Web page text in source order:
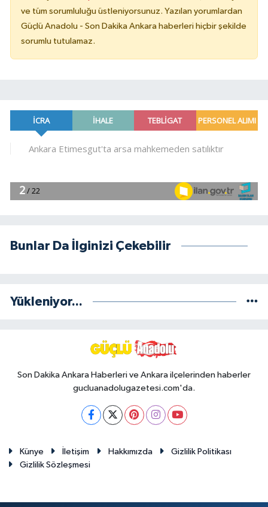
ve tüm sorumluluğu üstleniyorsunuz. Yazılan yorumlardan
Güçlü Anadolu - Son Dakika Ankara haberleri hiçbir şekilde
sorumlu tutulamaz.
Bunlar Da İlginizi Çekebilir
Yükleniyor...
Son Dakika Ankara Haberleri ve Ankara ilçelerinden haberler
gucluanadolugazetesi.com'da.
Künye İletişim Hakkımızda
Gizlilik Politikası
Gizlilik Sözleşmesi